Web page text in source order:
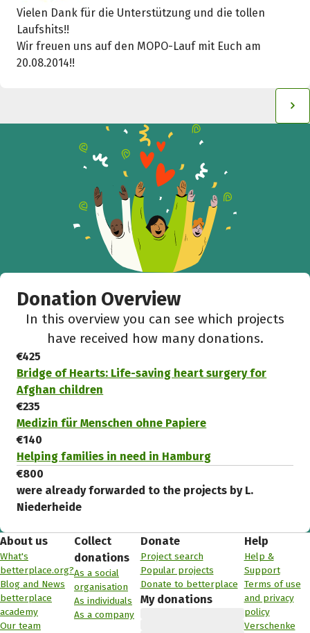
Vielen Dank für die Unterstützung und die tollen
Laufshits!!
Wir freuen uns auf den MOPO-Lauf mit Euch am
20.08.2014!!
Donation Overview
In this overview you can see which projects
have received how many donations.
€425
Bridge of Hearts: Life-saving heart surgery for
Afghan children
€235
Medizin für Menschen ohne Papiere
€140
Helping families in need in Hamburg
€800
were already forwarded to the projects by L.
Niederheide
About us
What's
betterplace.org?
Blog and News
betterplace
academy
Our team
Collect
donations
As a social
organisation
As individuals
As a company
Donate
Project search
Popular projects
Donate to betterplace
My donations
Help
Help &
Support
Terms of use
and privacy
policy
Verschenke